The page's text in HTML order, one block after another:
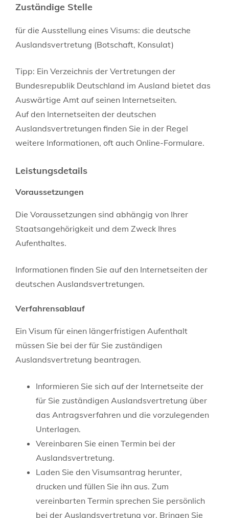
Zuständige Stelle
für die Ausstellung eines Visums: die deutsche
Auslandsvertretung (Botschaft, Konsulat)
Tipp: Ein Verzeichnis der Vertretungen der
Bundesrepublik Deutschland im Ausland bietet das
Auswärtige Amt auf seinen Internetseiten.
Auf den Internetseiten der deutschen
Auslandsvertretungen finden Sie in der Regel
weitere Informationen, oft auch Online-Formulare.
Leistungsdetails
Voraussetzungen
Die Voraussetzungen sind abhängig von Ihrer
Staatsangehörigkeit und dem Zweck Ihres
Aufenthaltes.
Informationen finden Sie auf den Internetseiten der
deutschen Auslandsvertretungen.
Verfahrensablauf
Ein Visum für einen längerfristigen Aufenthalt
müssen Sie bei der für Sie zuständigen
Auslandsvertretung beantragen.
Informieren Sie sich auf der Internetseite der
für Sie zuständigen Auslandsvertretung über
das Antragsverfahren und die vorzulegenden
Unterlagen.
Vereinbaren Sie einen Termin bei der
Auslandsvertretung.
Laden Sie den Visumsantrag herunter,
drucken und füllen Sie ihn aus. Zum
vereinbarten Termin sprechen Sie persönlich
bei der Auslandsvertretung vor. Bringen Sie